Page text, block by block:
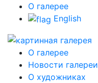
О галерее
English
О галерее
Новости галереи
О художниках